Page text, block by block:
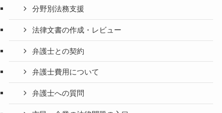
分野別法務支援
法律文書の作成・レビュー
弁護士との契約
弁護士費用について
弁護士への質問